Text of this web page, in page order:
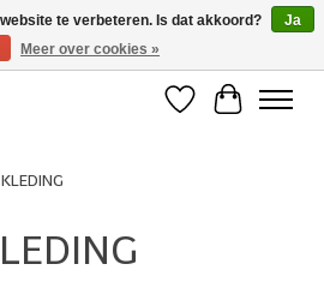
4,8/5 op Google reviews
Verlanglijst
KLEDING
te verbeteren. Is dat akkoord?
Ja
Meer over cookies »